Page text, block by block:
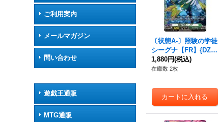
ご利用案内
メールマガジン
問い合わせ
遊戯王通販
MTG通販
〔状態A-〕照験の学徒
シーグナ【FR】{DZ-B
T14/FR38}《ストイケ
イア》
1,880円(税込)
在庫数 2枚